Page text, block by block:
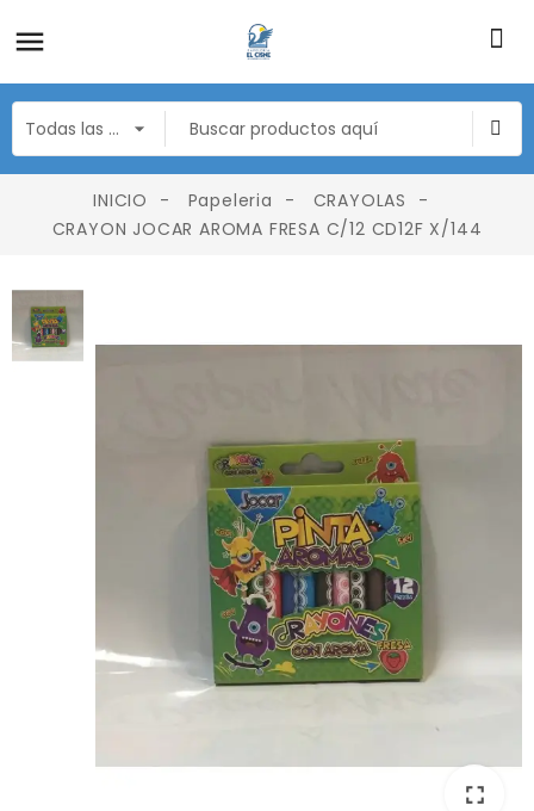
INICIO Papeleria
CRAYOLAS
CRAYON JOCAR AROMA FRESA C/12 CD12F X/144
fullscreen